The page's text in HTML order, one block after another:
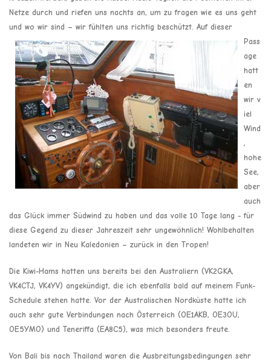
Netze durch und riefen uns nachts an, um zu fragen wie es uns geht
und wo wir sind – wir fühlten uns richtig beschützt. Auf dieser
Pass
age
hatt
en
wir v
iel
Wind
,
hohe
See,
aber
auch
das Glück immer Südwind zu haben und das volle 10 Tage lang - für
diese Gegend zu dieser Jahreszeit sehr ungewöhnlich! Wohlbehalten
landeten wir in Neu Kaledonien – zurück in den Tropen!
Die Kiwi-Hams hatten uns bereits bei den Australiern (VK2GKA,
VK4CTJ, VK4YV) angekündigt, die ich ebenfalls bald auf meinem Funk-
Schedule stehen hatte. Vor der Australischen Nordküste hatte ich
auch sehr gute Verbindungen nach Österreich (OE1AKB, OE3OU,
OE5YMO) und Teneriffa (EA8C5), was mich besonders freute.
Von Bali bis nach Thailand waren die Ausbreitungsbedingungen sehr